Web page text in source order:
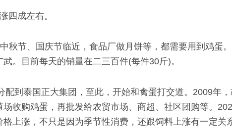
四成左右。
秋节、国庆节临近，食品厂做月饼等，都需要用到鸡蛋
。目前每天的销量在二三百件(每件30斤)。
配到泰国正大集团，至此，开始和禽蛋打交道。2009年
收购鸡蛋，再批发给农贸市场、商超、社区团购等。
上涨，不只是因为季节性消费，还跟饲料上涨有一定关